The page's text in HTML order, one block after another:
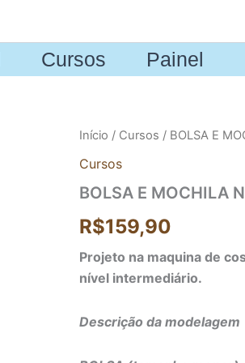
Cursos Painel
Início / Cursos / BOLSA E
Cursos
BOLSA E MOCHILA
R$159,90
Projeto na maquina de
nível intermediário.
Descrição da modelagem
BOLSA
MOCHILA
quantidade